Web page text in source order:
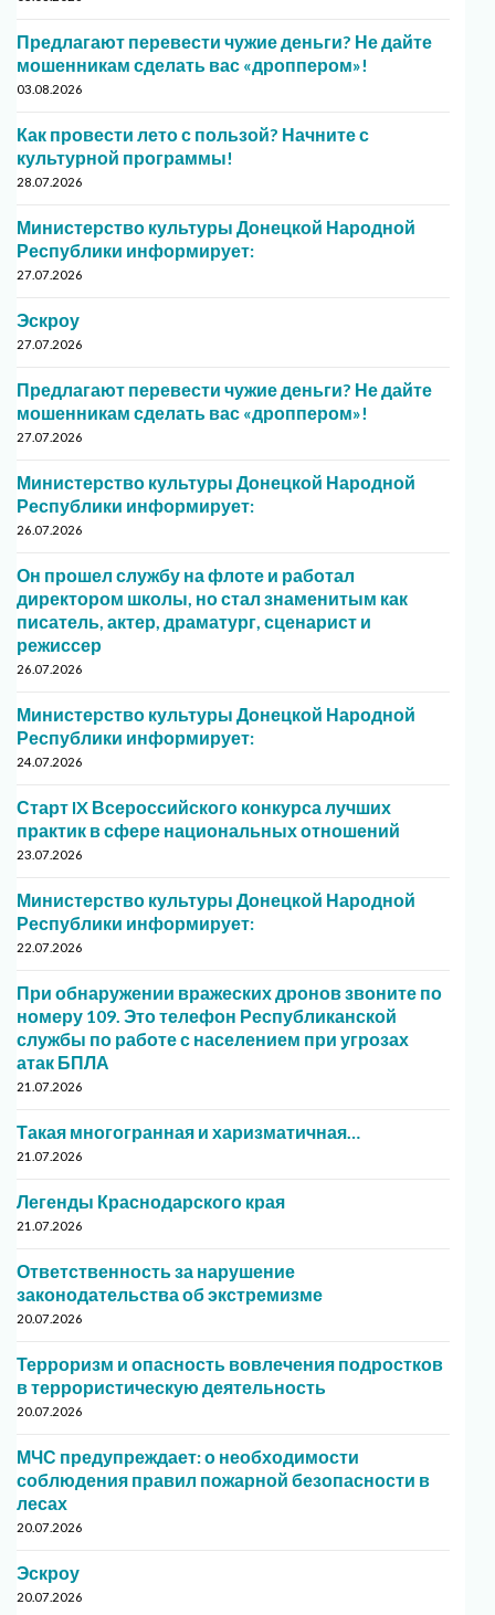
Предлагают перевести чужие деньги? Не дайте
мошенникам сделать вас «дроппером»!
03.08.2026
Как провести лето с пользой? Начните с
культурной программы!
28.07.2026
Министерство культуры Донецкой Народной
Республики информирует:
27.07.2026
Эскроу
27.07.2026
Предлагают перевести чужие деньги? Не дайте
мошенникам сделать вас «дроппером»!
27.07.2026
Министерство культуры Донецкой Народной
Республики информирует:
26.07.2026
Он прошел службу на флоте и работал
директором школы, но стал знаменитым как
писатель, актер, драматург, сценарист и
режиссер
26.07.2026
Министерство культуры Донецкой Народной
Республики информирует:
24.07.2026
Старт IX Всероссийского конкурса лучших
практик в сфере национальных отношений
23.07.2026
Министерство культуры Донецкой Народной
Республики информирует:
22.07.2026
При обнаружении вражеских дронов звоните по
номеру 109. Это телефон Республиканской
службы по работе с населением при угрозах
атак БПЛА
21.07.2026
Такая многогранная и харизматичная…
21.07.2026
Легенды Краснодарского края
21.07.2026
Ответственность за нарушение
законодательства об экстремизме
20.07.2026
Терроризм и опасность вовлечения подростков
в террористическую деятельность
20.07.2026
МЧС предупреждает: о необходимости
соблюдения правил пожарной безопасности в
лесах
20.07.2026
Эскроу
20.07.2026